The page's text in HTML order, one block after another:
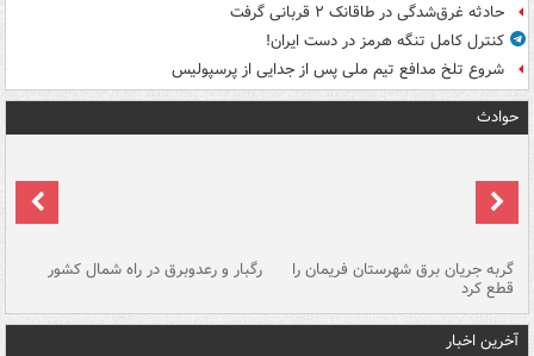
حادثه غرق‌شدگی در طاقانک ۲ قربانی گرفت
کنترل کامل تنگه هرمز در دست ایران!
شروع تلخ مدافع تیم ملی پس از جدایی از پرسپولیس
حوادث
گربه جریان برق شهرستان فریمان را
قطع کرد
رگبار و رعدوبرق در راه شمال کشور
آخرین اخبار